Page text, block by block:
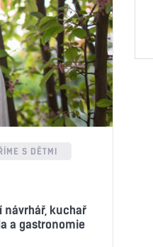
S DĚTMI
kuchař
a gastronomie